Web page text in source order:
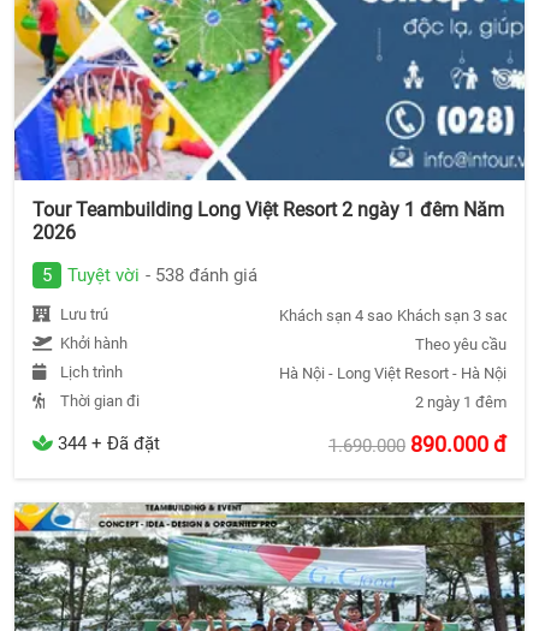
Tour Teambuilding Long Việt Resort 2 ngày 1 đêm Năm
2026
5 Tuyệt vời - 538 đánh giá
Lưu trú Khách sạn 4 sao Khách sạn 3 sao
Khởi hành
Theo yêu cầu
Lịch trình
Hà Nội - Long Việt Resort - Hà Nội
Thời gian đi
2 ngày 1 đêm
344 + Đã đặt 1.690.000 890.000đ